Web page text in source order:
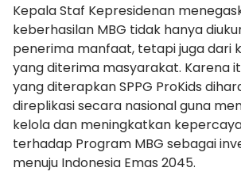
Kepala Staf Kepresidenan
keberhasilan MBG tidak hanya
penerima manfaat, tetapi juga dari
yang diterima masyarakat. Karena
yang diterapkan SPPG ProKids
direplikasi secara nasional guna
kelola dan meningkatkan
terhadap Program MBG sebagai
menuju Indonesia Emas 2045.